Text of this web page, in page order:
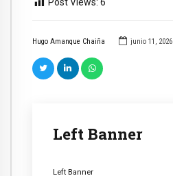
Hugo Amanque Chaiña junio 11, 2026
Left Banner
Left Banner
Post Views: 6